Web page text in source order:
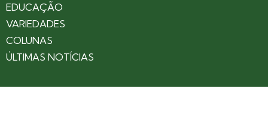
EDUCAÇÃO
VARIEDADES
COLUNAS
ÚLTIMAS NOTÍCIAS